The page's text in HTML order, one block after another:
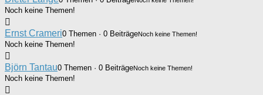
Noch keine Themen!
Ernst Crameri0 Themen · 0 BeiträgeNoch keine Themen!
Noch keine Themen!
Björn Tantau0 Themen · 0 BeiträgeNoch keine Themen!
Noch keine Themen!